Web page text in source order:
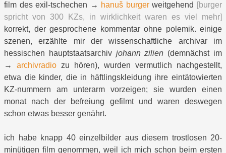
film des exil-tschechen → hanuš burgerweitgehend [burger
spricht von 300 KZs, in wirklichkeit waren es viel mehr]
korrekt, der gesprochene kommentar ohne polemik. einige
szenen, erzählte mir der wissenschaftliche archivar im
hessischen hauptstaatsarchiv johann zilien (demnächst im
→ archivradio zu hören), wurden vermutlich nachgestellt,
etwa die kinder, die in häftlingskleidung ihre eintätowierten
KZ-nummern am unterarm vorzeigen; sie wurden einen
monat nach der befreiung gefilmt und waren deswegen
schon etwas besser genährt.
ich habe knapp 40 einzelbilder aus diesem trostlosen 20-
minütigen film genommen, weil ich mich schon beim ersten